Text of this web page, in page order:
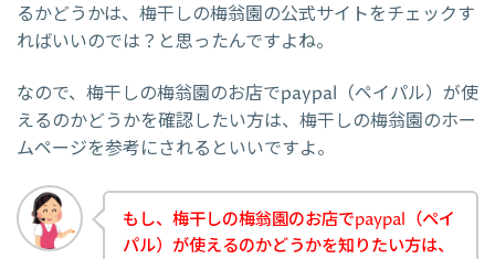
るかどうかは、梅干しの梅翁園の公式サイトをチェックす
ればいいのでは？と思ったんですよね。
なので、梅干しの梅翁園のお店でpaypal（ペイパル）が使
えるのかどうかを確認したい方は、梅干しの梅翁園のホー
ムページを参考にされるといいですよ。
もし、梅干しの梅翁園のお店でpaypal（ペイ
パル）が使えるのかどうかを知りたい方は、